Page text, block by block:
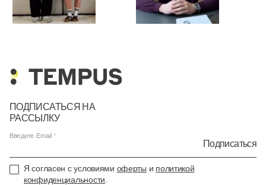
ПОДПИСАТЬСЯ НА
РАССЫЛКУ
Введите Email
Подписаться
Я согласен с условиями оферты и политикой
конфиденциальности